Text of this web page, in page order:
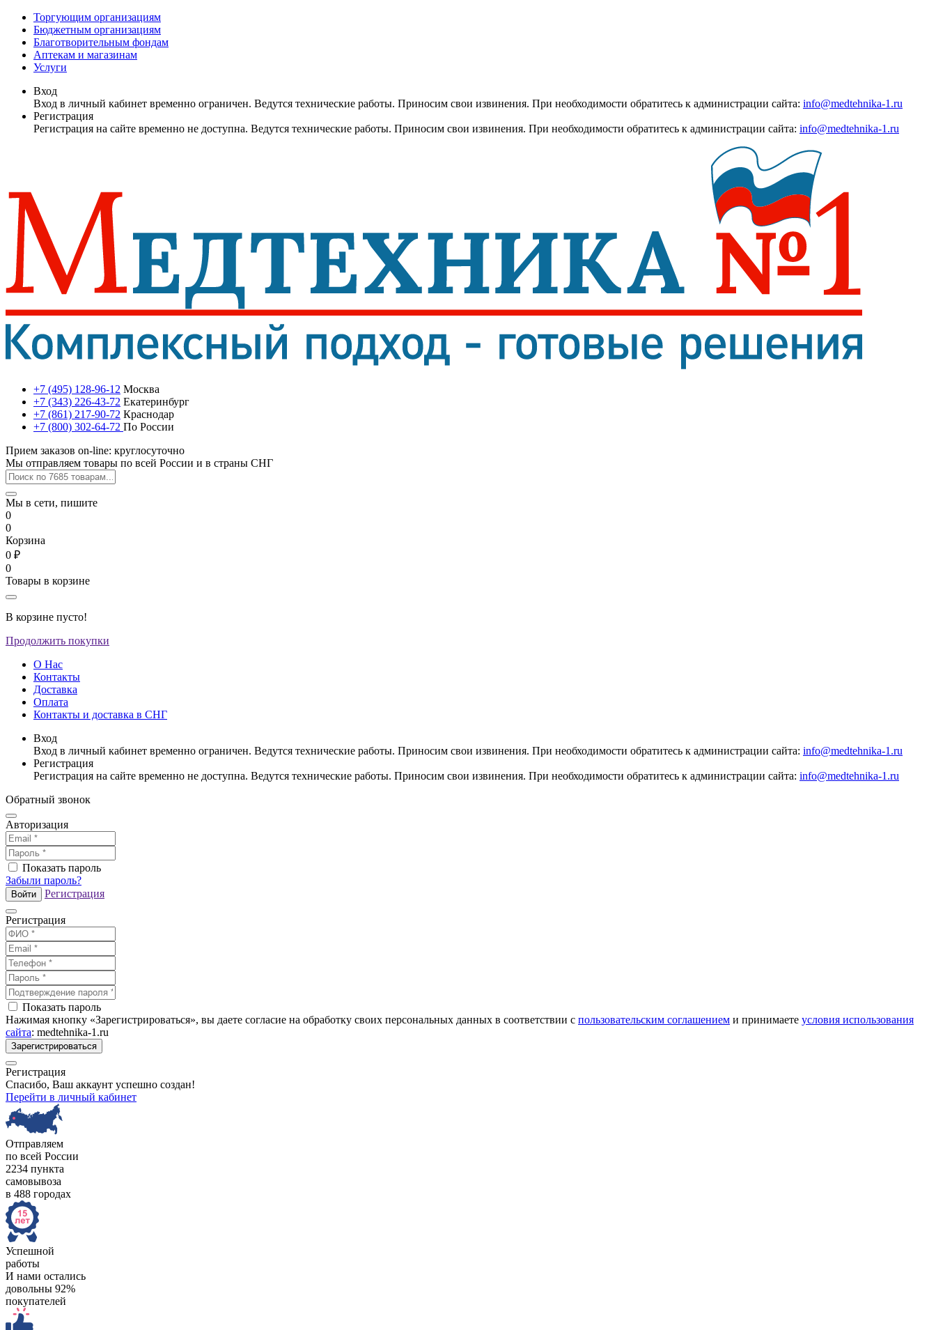
Торгующим организациям
Бюджетным организациям
Благотворительным фондам
Аптекам и магазинам
Услуги
Вход
Вход в личный кабинет временно ограничен. Ведутся технические работы. Приносим свои извинения. При необходимости обратитесь к администрации сайта: info@medtehnika-1.ru
Регистрация
Регистрация на сайте временно не доступна. Ведутся технические работы. Приносим свои извинения. При необходимости обратитесь к администрации сайта: info@medtehnika-1.ru
+7 (495) 128-96-12 Москва
+7 (343) 226-43-72 Екатеринбург
+7 (861) 217-90-72 Краснодар
+7 (800) 302-64-72 По России
Прием заказов on-line: круглосуточно
Мы отправляем товары по всей России и в страны СНГ
Мы в сети, пишите
0
0
Корзина
0 ₽
0
Товары в корзине
В корзине пусто!
Продолжить покупки
О Нас
Контакты
Доставка
Оплата
Контакты и доставка в СНГ
Вход
Вход в личный кабинет временно ограничен. Ведутся технические работы. Приносим свои извинения. При необходимости обратитесь к администрации сайта: info@medtehnika-1.ru
Регистрация
Регистрация на сайте временно не доступна. Ведутся технические работы. Приносим свои извинения. При необходимости обратитесь к администрации сайта: info@medtehnika-1.ru
Обратный звонок
Авторизация
Показать пароль
Забыли пароль?
Войти Регистрация
Регистрация
Показать пароль
Нажимая кнопку «Зарегистрироваться», вы даете согласие на обработку своих персональных данных в соответствии с пользовательским соглашением и принимаете условия использования
сайта: medtehnika-1.ru
Зарегистрироваться
Регистрация
Спасибо, Ваш аккаунт успешно создан!
Перейти в личный кабинет
Отправляем
по всей России
2234 пункта
самовывоза
в 488 городах
Успешной
работы
И нами остались
довольны 92%
покупателей